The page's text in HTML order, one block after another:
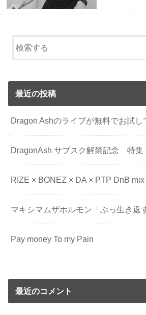
最近の投稿
Dragon Ashのライブが無料でお試
DragonAsh サブスク解禁記念 特集
RIZE × BONEZ × DA × PTP DnB mix
マキシマムザホルモン「ぶっ生き返
Pay money To my Pain
最近のコメント